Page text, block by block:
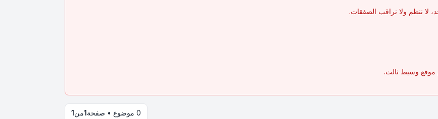
لا ننظم ولا نراقب الصفقات.
موقع وسيط ثالث.
0 موضوع • صفحة 1من1